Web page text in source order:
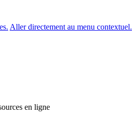
Aller directement au menu contextuel.
en ligne